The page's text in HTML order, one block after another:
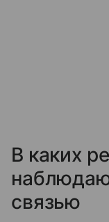
В каких
связью